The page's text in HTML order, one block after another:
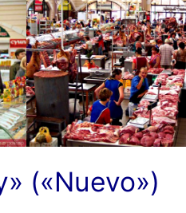
(«Nuevo»)